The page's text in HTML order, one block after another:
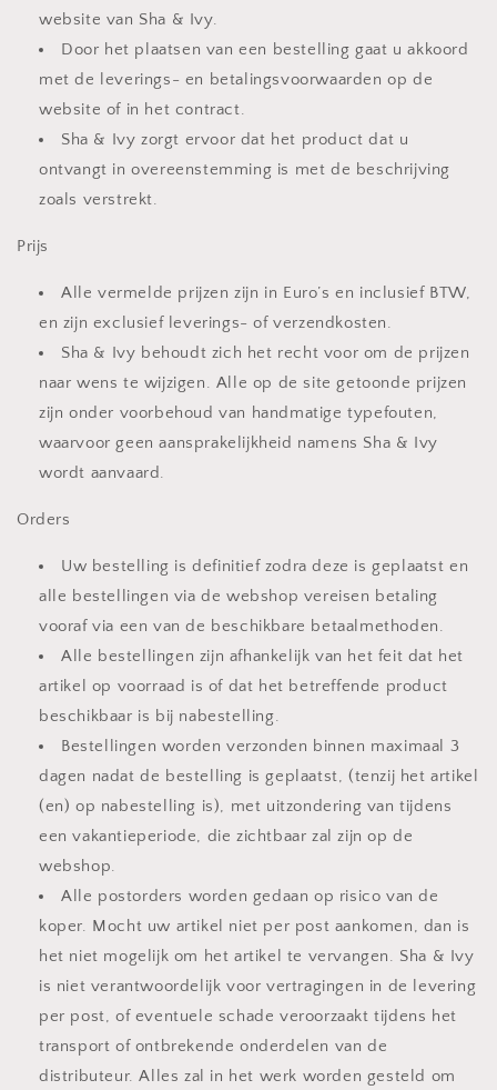
website van Sha & Ivy.
Door het plaatsen van een bestelling gaat u akkoord
met de leverings- en betalingsvoorwaarden op de
website of in het contract.
Sha & Ivy zorgt ervoor dat het product dat u
ontvangt in overeenstemming is met de beschrijving
zoals verstrekt.
Prijs
Alle vermelde prijzen zijn in Euro’s en inclusief BTW,
en zijn exclusief leverings- of verzendkosten.
Sha & Ivy behoudt zich het recht voor om de prijzen
naar wens te wijzigen. Alle op de site getoonde prijzen
zijn onder voorbehoud van handmatige typefouten,
waarvoor geen aansprakelijkheid namens Sha & Ivy
wordt aanvaard.
Orders
Uw bestelling is definitief zodra deze is geplaatst en
alle bestellingen via de webshop vereisen betaling
vooraf via een van de beschikbare betaalmethoden.
Alle bestellingen zijn afhankelijk van het feit dat het
artikel op voorraad is of dat het betreffende product
beschikbaar is bij nabestelling.
Bestellingen worden verzonden binnen maximaal 3
dagen nadat de bestelling is geplaatst, (tenzij het artikel
(en) op nabestelling is), met uitzondering van tijdens
een vakantieperiode, die zichtbaar zal zijn op de
webshop.
Alle postorders worden gedaan op risico van de
koper. Mocht uw artikel niet per post aankomen, dan is
het niet mogelijk om het artikel te vervangen. Sha & Ivy
is niet verantwoordelijk voor vertragingen in de levering
per post, of eventuele schade veroorzaakt tijdens het
transport of ontbrekende onderdelen van de
distributeur. Alles zal in het werk worden gesteld om